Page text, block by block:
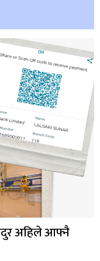
अहिले आफ्नै